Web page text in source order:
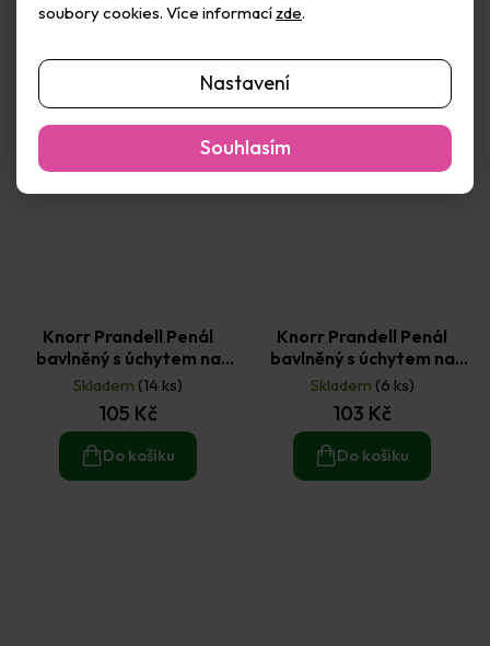
soubory cookies. Více informací zde.
Nastavení
Souhlasím
Knorr Prandell Penál
bavlněný s úchytem na
tužky Mořská panna 22 x 6
cm
Skladem (14 ks)
105 Kč
Do košíku
Knorr Prandell Penál
bavlněný s úchytem na
tužky Mořský svět 22 x 6
cm
Skladem (6 ks)
103 Kč
Do košíku